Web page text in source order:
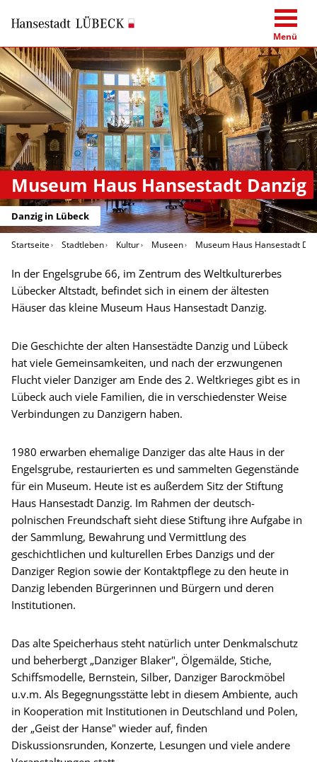
Menü
Museum Haus Hansestadt Danzig
Danzig in Lübeck
Startseite Stadtleben Kultur Museen Museum Haus Hansestadt
In der Engelsgrube 66, im Zentrum des Weltkulturerbes
Lübecker Altstadt, befindet sich in einem der ältesten
Häuser das kleine Museum Haus Hansestadt Danzig.
Die Geschichte der alten Hansestädte Danzig und Lübeck
hat viele Gemeinsamkeiten, und nach der erzwungenen
Flucht vieler Danziger am Ende des 2. Weltkrieges gibt es in
Lübeck auch viele Familien, die in verschiedenster Weise
Verbindungen zu Danzigern haben.
1980 erwarben ehemalige Danziger das alte Haus in der
Engelsgrube, restaurierten es und sammelten Gegenstände
für ein Museum. Heute ist es außerdem Sitz der Stiftung
Haus Hansestadt Danzig. Im Rahmen der deutsch-
polnischen Freundschaft sieht diese Stiftung ihre Aufgabe in
der Sammlung, Bewahrung und Vermittlung des
geschichtlichen und kulturellen Erbes Danzigs und der
Danziger Region sowie der Kontaktpflege zu den heute in
Danzig lebenden Bürgerinnen und Bürgern und deren
Institutionen.
Das alte Speicherhaus steht natürlich unter Denkmalschutz
und beherbergt „Danziger Blaker", Ölgemälde, Stiche,
Schiffsmodelle, Bernstein, Silber, Danziger Barockmöbel
u.v.m. Als Begegnungsstätte lebt in diesem Ambiente, auch
in Kooperation mit Institutionen in Deutschland und Polen,
der „Geist der Hanse" wieder auf, finden
Diskussionsrunden, Konzerte, Lesungen und viele andere